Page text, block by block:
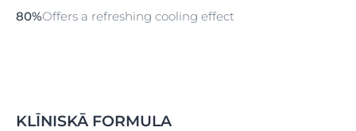
80%Offers a refreshing cooling effect
KLĪNISKĀ FORMULA